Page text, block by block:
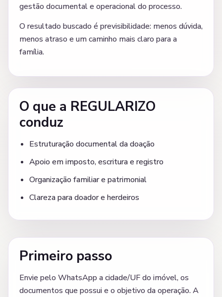
gestão documental e operacional do processo.
O resultado buscado é previsibilidade: menos dúvida,
menos atraso e um caminho mais claro para a
família.
O que a REGULARIZO
conduz
Estruturação documental da doação
Apoio em imposto, escritura e registro
Organização familiar e patrimonial
Clareza para doador e herdeiros
Primeiro passo
Envie pelo WhatsApp a cidade/UF do imóvel, os
documentos que possui e o objetivo da operação. A